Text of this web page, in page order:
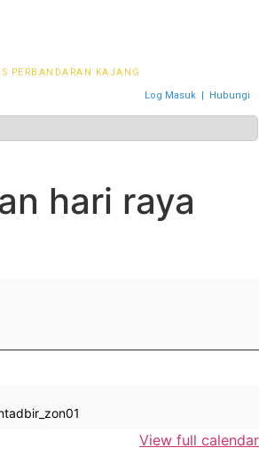
PERBANDARAN KAJANG
Log Masuk | Hubungi
hari raya
View full calendar